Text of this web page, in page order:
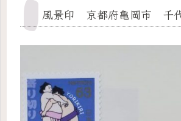
風景印 京都府亀岡市 千